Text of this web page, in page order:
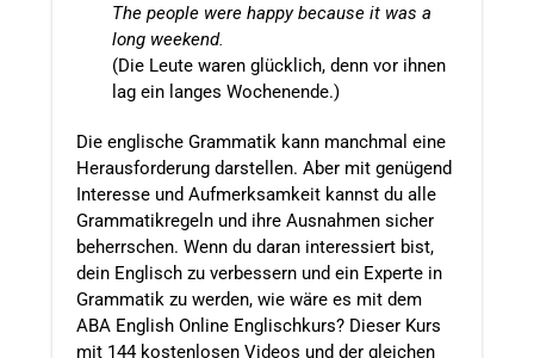
The people were happy because it was a
long weekend.
(Die Leute waren glücklich, denn vor ihnen
lag ein langes Wochenende.)
Die englische Grammatik kann manchmal eine
Herausforderung darstellen. Aber mit genügend
Interesse und Aufmerksamkeit kannst du alle
Grammatikregeln und ihre Ausnahmen sicher
beherrschen. Wenn du daran interessiert bist,
dein Englisch zu verbessern und ein Experte in
Grammatik zu werden, wie wäre es mit dem
ABA English Online Englischkurs? Dieser Kurs
mit 144 kostenlosen Videos und der gleichen